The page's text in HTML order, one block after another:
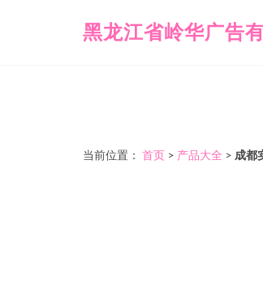
黑龙江省岭华广告
当前位置： 首页 > 产品大全 > 成都